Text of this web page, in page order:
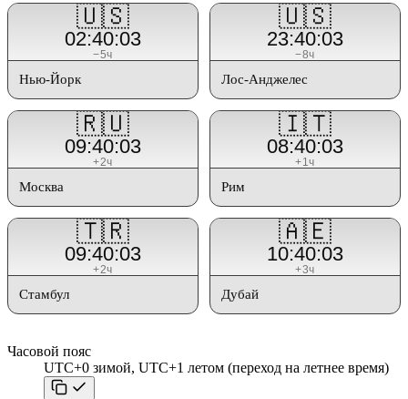
🇺🇸
02:40:03
−5ч
Нью-Йорк
🇺🇸
23:40:03
−8ч
Лос-Анджелес
🇷🇺
09:40:03
+2ч
Москва
🇮🇹
08:40:03
+1ч
Рим
🇹🇷
09:40:03
+2ч
Стамбул
🇦🇪
10:40:03
+3ч
Дубай
Часовой пояс
UTC+0 зимой, UTC+1 летом (переход на летнее время)